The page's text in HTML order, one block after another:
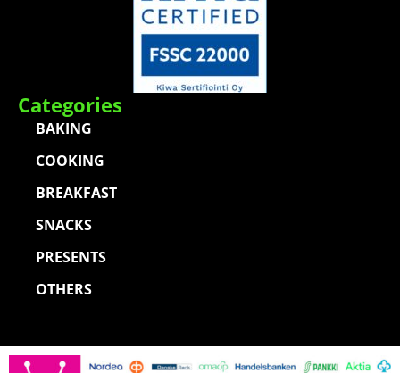
Categories
BAKING
COOKING
BREAKFAST
SNACKS
PRESENTS
OTHERS